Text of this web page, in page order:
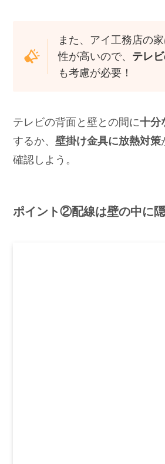
また、アイ工務店の
性が高いので、 テレ
も考慮が必要！
テレビの背面と壁との間に十分
するか、壁掛け金具に放熱対策
確認しよう。
ポイント②配線は壁の中に